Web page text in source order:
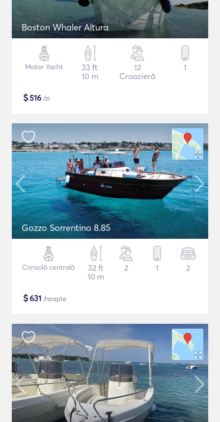
Boston Whaler Altura
Motor Yacht
33 ft
10 m
12
Croazieră
1
$516 /zi
Gozzo Sorrentino 8.85
Consolă centrală
32 ft
10 m
2 1 2
$631 /noapte